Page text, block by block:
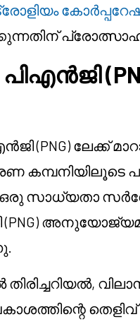
പിഎൻജി
(PNG) ലേക്ക്
കമ്പനിയിലൂടെ
സാധ്യതാ
തെളിവ്